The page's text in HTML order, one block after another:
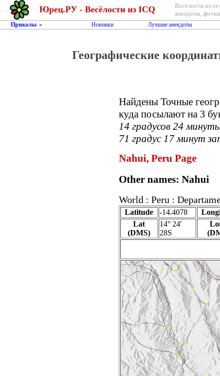
Юрец.РУ - Весёлости из ICQ
Весёлости из
анегдоты,
Приколы » Новинки Лучшие анекдоты
Географические
Найдены Точные
куда посылают на 3
14 градусов 24
71 градус 17 минут
Nahui, Peru Page
Other names: Nahui
World : Peru :
Latitude -14.4078
Lat
(DMS)
14° 24'
28S